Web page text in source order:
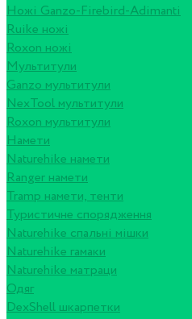
Ножі Ganzo-Firebird-Adimanti
Ruike ножі
Roxon ножi
Мультитули
Ganzo мультитули
NexTool мультитули
Roxon мультитули
Намети
Naturehike намети
Ranger намети
Tramp намети, тенти
Туристичне спорядження
Naturehike спальні мішки
Naturehike гамаки
Naturehike матраци
Одяг
DexShell шкарпетки